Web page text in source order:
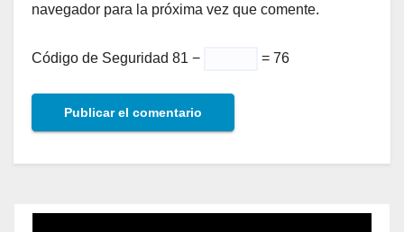
navegador para la próxima vez que comente.
Código de Seguridad 81 − = 76